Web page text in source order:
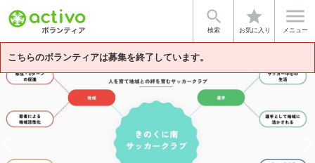

検索
star
お気に入り

メニュー
こちらのボランティアは募集を終了しています。
基本情報 募集詳細 団体情報